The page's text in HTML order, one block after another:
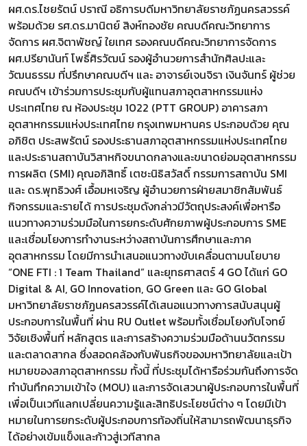
ผศ.ดร.ไชยรัตน์ ปราณี อธิการบดีมหาวิทยาลัยราชภัฏนครสวรรค์
พร้อมด้วย รศ.ดร.มานิตย์ สิงห์ทองชัย คณบดีคณะวิทยาการ
จัดการ ผศ.จิตาพัชญ์ ใยเทศ รองคณบดีคณะวิทยาการจัดการ
ผศ.ปรียานันท์ โพธิ์ศิรวัฒน์ รองผู้อำนวยการสำนักศิลปะและ
วัฒนธรรม ที่ปรึกษาคณบดีฯ และ อาจารย์เจนจิรา เงินจันทร์ ผู้ช่วย
คณบดีฯ เข้าร่วมการประชุมกับผู้แทนสภาอุตสาหกรรมแห่ง
ประเทศไทย ณ ห้องประชุม 1022 (PTT GROUP) อาคารสภา
อุตสาหกรรมแห่งประเทศไทย กรุงเทพมหานคร ประกอบด้วย คุณ
อภิชิต ประสพรัตน์ รองประธานสภาอุตสาหกรรมแห่งประเทศไทย
และประธานสถาบันวิสาหกิจขนาดกลางและขนาดย่อมอุตสาหกรรม
การผลิต (SMI) คุณอภิสิทธิ์ เตชะนิธิสวัสดิ์ กรรมการสถาบัน SMI
และ ดร.พุทธิวงศ์ เอื้อมหเจริญ ผู้อำนวยการฝ่ายสมาชิกสัมพันธ์
กิจกรรมและรายได้ การประชุมดังกล่าวมีวัตถุประสงค์เพื่อหารือ
แนวทางความร่วมมือในการยกระดับศักยภาพผู้ประกอบการ SME
และเชื่อมโยงการทำงานระหว่างสถาบันการศึกษาและภาค
อุตสาหกรรม โดยมีการนำเสนอแนวทางขับเคลื่อนตามนโยบาย
“ONE FTI : 1 Team Thailand” และยุทธศาสตร์ 4 GO ได้แก่ GO
Digital & AI, GO Innovation, GO Green และ GO Global
มหาวิทยาลัยราชภัฏนครสวรรค์ได้เสนอแนวทางการสนับสนุนผู้
ประกอบการในพื้นที่ ผ่าน RU Outlet พร้อมทั้งเชื่อมโยงกับโจทย์
วิจัยเชิงพื้นที่ หลักสูตร และการสร้างความร่วมมือด้านนวัตกรรม
และตลาดสากล ซึ่งสอดคล้องกับพันธกิจของมหาวิทยาลัยและเป้า
หมายของสภาอุตสาหกรรม ทั้งนี้ ที่ประชุมได้หารือร่วมกันถึงการจัด
ทำบันทึกความเข้าใจ (MOU) และการจัดเสวนาผู้ประกอบการในพื้นที่
เพื่อเป็นเวทีแลกเปลี่ยนความรู้และสิทธิประโยชน์ต่าง ๆ โดยมีเป้า
หมายในการยกระดับผู้ประกอบการท้องถิ่นให้สามารถพัฒนาธุรกิจ
ได้อย่างเข้มแข็งและก้าวสู่เวทีสากล